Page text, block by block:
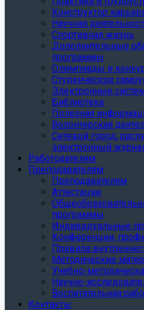
Конструктор
Научная
Спортивная жизнь
Дополнительные
программы
Олимпиады и
Студенческое
Электронные
Библиотека
Полезная
Волонтерская
Сетевой город,
электронный
Работодателям
Преподавателям
Преподавателям
Аттестации
программы
Индивидуальные
Конференции,
Правила
Методические
Учебно-
Научно-
Воспитательная
Контакты